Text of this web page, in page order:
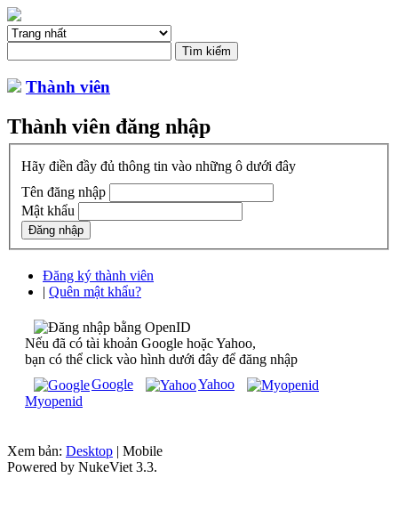
Thành viên
Thành viên đăng nhập
Hãy điền đầy đủ thông tin vào những ô dưới đây
Tên đăng nhập
Mật khẩu
Đăng ký thành viên
| Quên mật khẩu?
Nếu đã có tài khoản Google hoặc Yahoo,
bạn có thể click vào hình dưới đây để đăng nhập
Google
Yahoo
Myopenid
Xem bản: Desktop | Mobile
Powered by NukeViet 3.3.